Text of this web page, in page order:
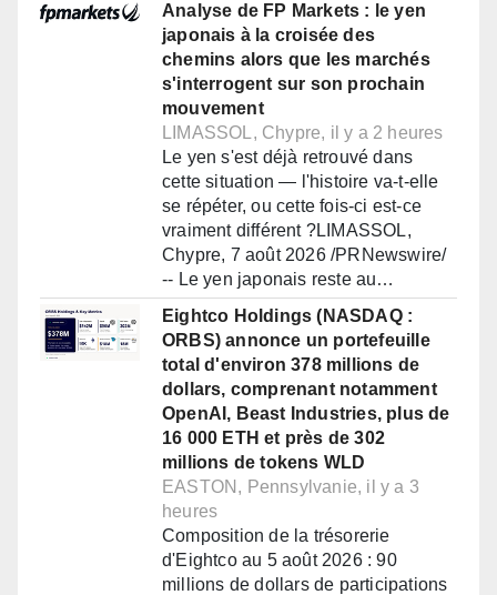
Analyse de FP Markets : le yen
japonais à la croisée des
chemins alors que les marchés
s'interrogent sur son prochain
mouvement
LIMASSOL, Chypre, il y a 2 heures
Le yen s'est déjà retrouvé dans
cette situation — l'histoire va-t-elle
se répéter, ou cette fois-ci est-ce
vraiment différent ?LIMASSOL,
Chypre, 7 août 2026 /PRNewswire/
-- Le yen japonais reste au…
Eightco Holdings (NASDAQ :
ORBS) annonce un portefeuille
total d'environ 378 millions de
dollars, comprenant notamment
OpenAI, Beast Industries, plus de
16 000 ETH et près de 302
millions de tokens WLD
EASTON, Pennsylvanie, il y a 3
heures
Composition de la trésorerie
d'Eightco au 5 août 2026 : 90
millions de dollars de participations